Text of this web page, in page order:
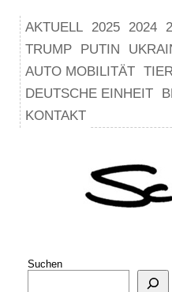
AKTUELL 2025 2024
TRUMP
PUTIN
AUTO MOBILITÄT
DEUTSCHE EINHEIT
KONTAKT
Suchen